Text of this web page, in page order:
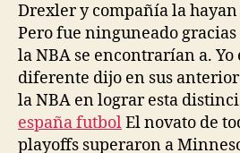
Drexler y compañía la
Pero fue ninguneado
la NBA se encontrarían a.
diferente dijo en sus
la NBA en lograr esta
españa futbolEl novato de
playoffs superaron a